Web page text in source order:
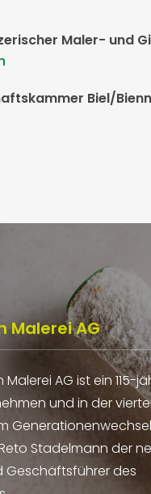
Maler- und
Biel/
Malerei AG
AG ist ein 115-
und in der
Stadelmann der
Geschäftsführer des